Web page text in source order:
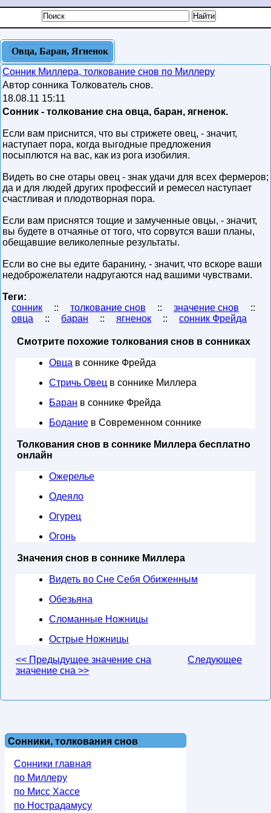
Овца, Баран, Ягненок
Сонник Миллера, толкование снов по Миллеру
Автор сонника Толкователь снов.
18.08.11 15:11
Сонник - толкование сна овца, баран, ягненок.
Если вам приснится, что вы стрижете овец, - значит,
наступает пора, когда выгодные предложения
посыплются на вас, как из рога изобилия.
Видеть во сне отары овец - знак удачи для всех фермеров;
да и для людей других профессий и ремесел наступает
счастливая и плодотворная пора.
Если вам приснятся тощие и замученные овцы, - значит,
вы будете в отчаянье от того, что сорвутся ваши планы,
обещавшие великолепные результаты.
Если во сне вы едите баранину, - значит, что вскоре ваши
недоброжелатели надругаются над вашими чувствами.
Теги:
сонник
:: толкование снов :: значение снов
::
овца
:: баран :: ягненок :: сонник Фрейда
Смотрите похожие толкования снов в сонниках
Овца в соннике Фрейда
Стричь Овец в соннике Миллера
Баран в соннике Фрейда
Бодание в Современном соннике
Толкования снов в соннике Миллера бесплатно
онлайн
Ожерелье
Одеяло
Огурец
Огонь
Значения снов в соннике Миллера
Видеть во Сне Себя Обиженным
Обезьяна
Сломанные Ножницы
Острые Ножницы
<< Предыдущее значение сна
Следующее
значение сна >>
Сонники, толкования снов
Сонники главная
по Миллеру
по Мисс Хассе
по Нострадамусу